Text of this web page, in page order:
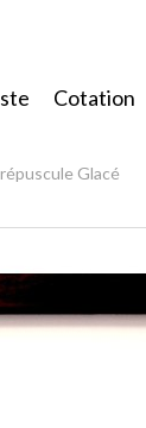
Cotation
Glacé